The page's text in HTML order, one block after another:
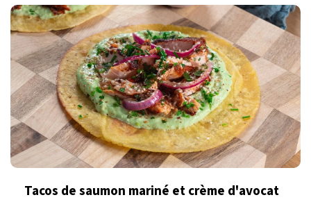
Tacos de saumon mariné et crème d'avocat